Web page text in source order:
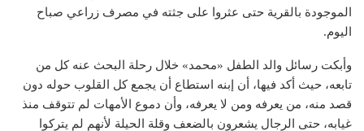
الموجودة بالقرية حتى عثروا على جثته في مصرف زراعي صباح
اليوم.
وأبكت رسائل والد الطفل «محمد» خلال رحلة البحث عنه كل من
تابعه، حيث أكد فيها، أن إبنه استطاع أن يجمع كل القلوب حوله دون
قصد منه، من يعرفه ومن لا يعرفه، وأن دموع الأمهات لم تتوقف منذ
غيابه، حتى الرجال يشعرون بالضعف وقلة الحيلة لأنهم لم يتركوا